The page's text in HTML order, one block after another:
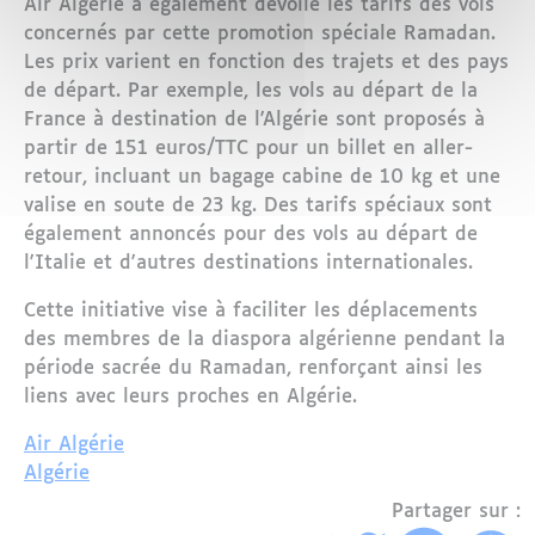
Air Algérie a également dévoilé les tarifs des vols
concernés par cette promotion spéciale Ramadan.
Les prix varient en fonction des trajets et des pays
de départ. Par exemple, les vols au départ de la
France à destination de l'Algérie sont proposés à
partir de 151 euros/TTC pour un billet en aller-
retour, incluant un bagage cabine de 10 kg et une
valise en soute de 23 kg. Des tarifs spéciaux sont
également annoncés pour des vols au départ de
l'Italie et d'autres destinations internationales.
Cette initiative vise à faciliter les déplacements
des membres de la diaspora algérienne pendant la
période sacrée du Ramadan, renforçant ainsi les
liens avec leurs proches en Algérie.
Air Algérie
Algérie
Partager sur :